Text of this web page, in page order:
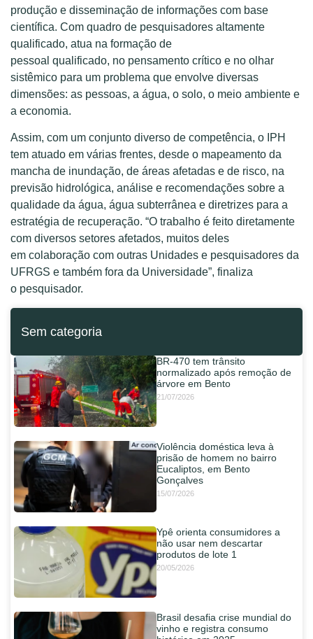
produção e disseminação de informações com base
científica. Com quadro de pesquisadores altamente
qualificado, atua na formação de
pessoal qualificado, no pensamento crítico e no olhar
sistêmico para um problema que envolve diversas
dimensões: as pessoas, a água, o solo, o meio ambiente e
a economia.
Assim, com um conjunto diverso de competência, o IPH
tem atuado em várias frentes, desde o mapeamento da
mancha de inundação, de áreas afetadas e de risco, na
previsão hidrológica, análise e recomendações sobre a
qualidade da água, água subterrânea e diretrizes para a
estratégia de recuperação. “O trabalho é feito diretamente
com diversos setores afetados, muitos deles
em colaboração com outras Unidades e pesquisadores da
UFRGS e também fora da Universidade”, finaliza
o pesquisador.
Sem categoria
BR-470 tem trânsito
normalizado após remoção de
árvore em Bento
21/07/2026
Violência doméstica leva à
prisão de homem no bairro
Eucaliptos, em Bento
Gonçalves
15/07/2026
Ypê orienta consumidores a
não usar nem descartar
produtos de lote 1
20/05/2026
Brasil desafia crise mundial do
vinho e registra consumo